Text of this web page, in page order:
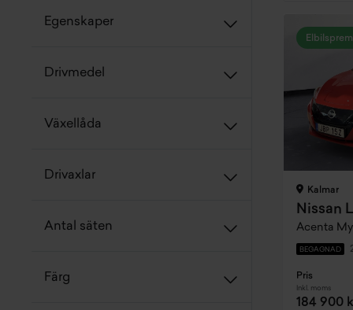
Egenskaper
Drivmedel
Växellåda
Drivaxlar
Antal säten
Färg
Kalmar
Nissan
Acenta
BEGAGNAD
Pris
Inkl. moms
184 900